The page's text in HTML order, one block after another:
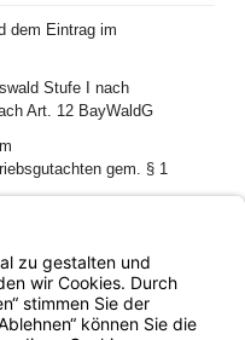
dem Eintrag im
Stufe I nach
Art. 12 BayWaldG
gem. § 1